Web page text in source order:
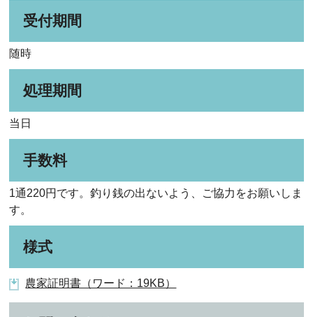
受付期間
随時
処理期間
当日
手数料
1通220円です。釣り銭の出ないよう、ご協力をお願いしま
す。
様式
農家証明書（ワード：19KB）